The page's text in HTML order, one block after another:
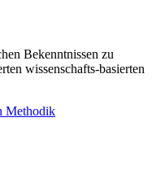
Bekenntnissen zu
wissenschafts-basierten
Methodik